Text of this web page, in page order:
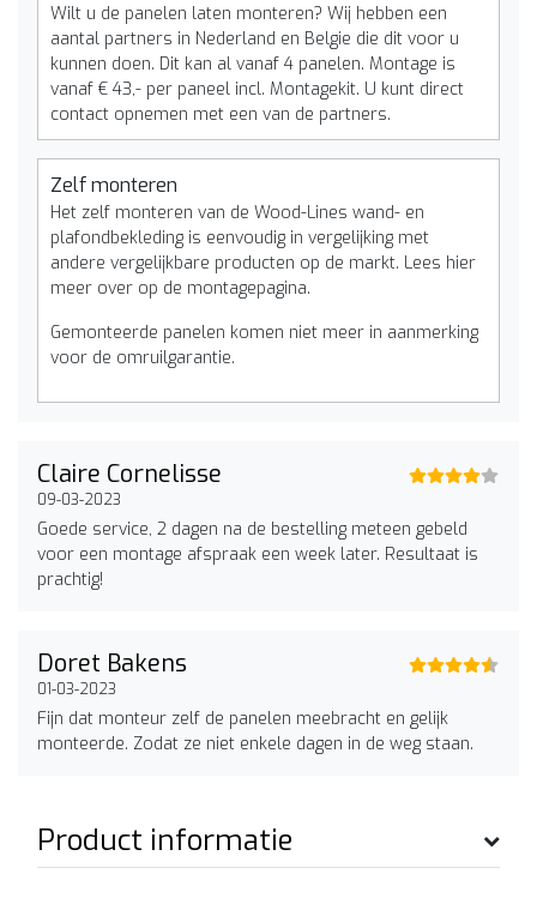
Wilt u de panelen laten monteren? Wij hebben een
aantal partners in Nederland en Belgie die dit voor u
kunnen doen. Dit kan al vanaf 4 panelen. Montage is
vanaf € 43,- per paneel incl. Montagekit. U kunt direct
contact opnemen met een van de partners.
Zelf monteren
Het zelf monteren van de Wood-Lines wand- en
plafondbekleding is eenvoudig in vergelijking met
andere vergelijkbare producten op de markt. Lees hier
meer over op de montagepagina.
Gemonteerde panelen komen niet meer in aanmerking
voor de omruilgarantie.
Claire Cornelisse
09-03-2023
Goede service, 2 dagen na de bestelling meteen gebeld
voor een montage afspraak een week later. Resultaat is
prachtig!
Doret Bakens
01-03-2023
Fijn dat monteur zelf de panelen meebracht en gelijk
monteerde. Zodat ze niet enkele dagen in de weg staan.
Product informatie